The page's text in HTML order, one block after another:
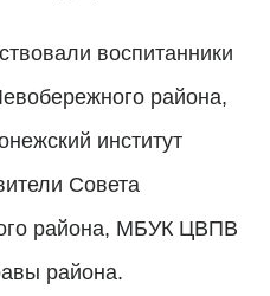
воспитанники
района,
институт
Совета
района, МБУК ЦВПВ
района.